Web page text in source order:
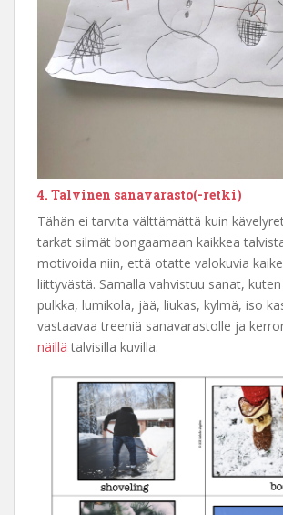
4. Talvinen sanavarasto(-retki)
Tähän ei tarvita välttämättä kuin
tarkat silmät bongaamaan kaikkea
motivoida niin, että otatte valokuvia
liittyvästä. Samalla vahvistuu sanat,
pulkka, lumikola, jää, liukas, kylmä, iso
vastaavaa treeniä sanavarastolle ja
näillä talvisilla kuvilla.